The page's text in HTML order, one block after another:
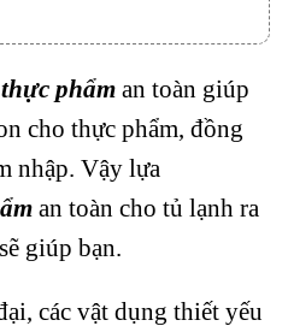
phẩm an toàn giúp
cho thực phẩm, đồng
nhập. Vậy lựa
an toàn cho tủ lạnh ra
giúp bạn.
các vật dụng thiết yếu